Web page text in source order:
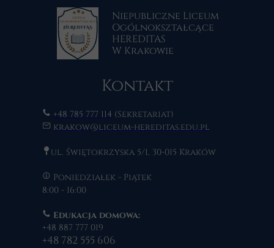
Niepubliczne Liceum
Ogólnokształcące
HEREDITAS
W Krakowie
Kontakt
+48 785 777 114 (Sekretariat)
krakow@liceum-hereditas.edu.pl
ul. Świętokrzyska 5/1, 30-015 Kraków
Poniedziałek - Piątek
8:00 - 16:00
Edukacja domowa:
+48 887 777 019
+48 782 555 606